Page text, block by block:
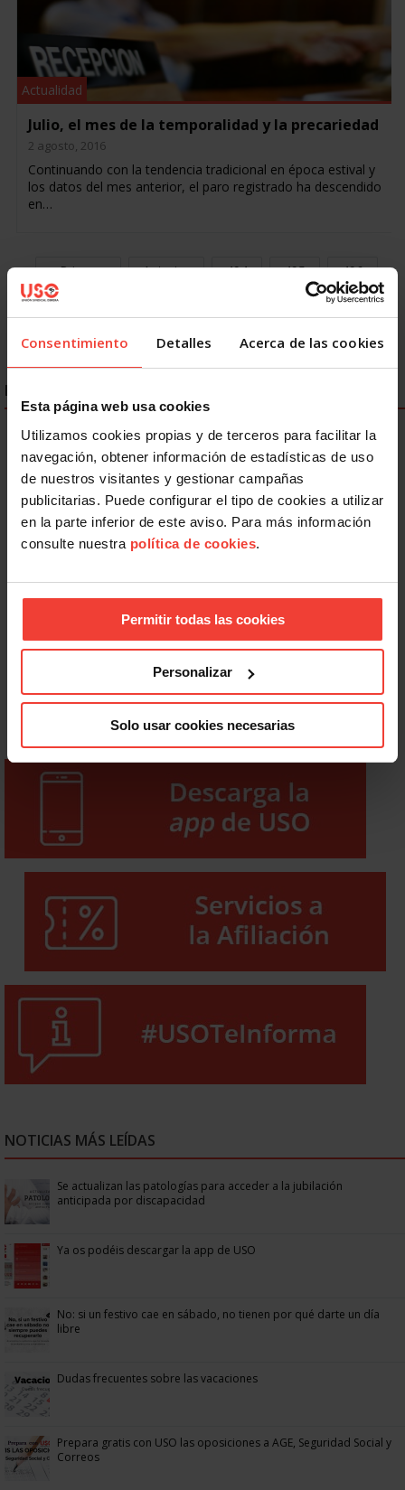
Consentimiento Detalles Acerca de las cookies
Esta página web usa cookies
Utilizamos cookies propias y de terceros para facilitar la
navegación, obtener información de estadísticas de uso
de nuestros visitantes y gestionar campañas
publicitarias. Puede configurar el tipo de cookies a utilizar
en la parte inferior de este aviso. Para más información
consulte nuestra política de cookies.
Permitir todas las cookies
Personalizar
Solo usar cookies necesarias
Actualidad
Julio, el mes de la temporalidad y la precariedad
2 agosto, 2016
Continuando con la tendencia tradicional en época estival y
los datos del mes anterior, el paro registrado ha descendido
en…
« Primero Anterior 494 495
496
497
502
ENLACES DESTACADOS
NOTICIAS MÁS LEÍDAS
Se actualizan las patologías para acceder a la jubilación
anticipada por discapacidad
Ya os podéis descargar la app de USO
No: si un festivo cae en sábado, no tienen por qué darte un día
libre
Dudas frecuentes sobre las vacaciones
Prepara gratis con USO las oposiciones a AGE, Seguridad Social y
Correos